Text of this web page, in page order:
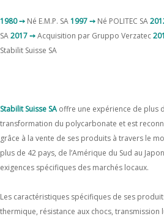
1980 ➙ Né E.M.P. SA1997 ➙ Né POLITEC SA
SA2017 ➙Acquisition par Gruppo Verzatec
Stabilit Suisse SA
Stabilit Suisse SA offre une expérience de plus
transformation du polycarbonate et est
grâce à la vente de ses produits à travers le
plus de 42 pays, de l’Amérique du Sud au
exigences spécifiques des marchés locaux.
Les caractéristiques spécifiques de ses
thermique, résistance aux chocs, transmission